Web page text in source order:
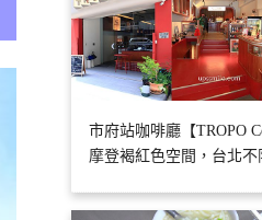
市府站咖啡廳【TROPO
摩登褐紅色空間，台北